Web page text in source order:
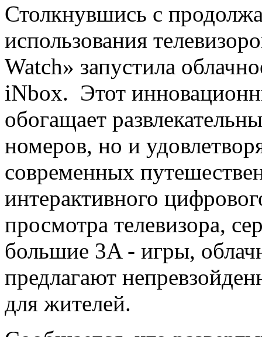
Столкнувшись с
использования
Watch» запустила
iNbox. Этот
обогащает
номеров, но и
современных
интерактивного
просмотра телевизора,
большие 3A - игры,
предлагают
для жителей.